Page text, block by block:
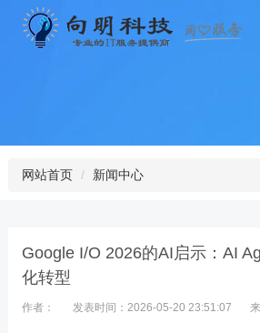
网站首页 新闻中心
Google I/O 2026的AI启示：AI
化转型
作者： 发表时间：2026-05-20 23:51:07